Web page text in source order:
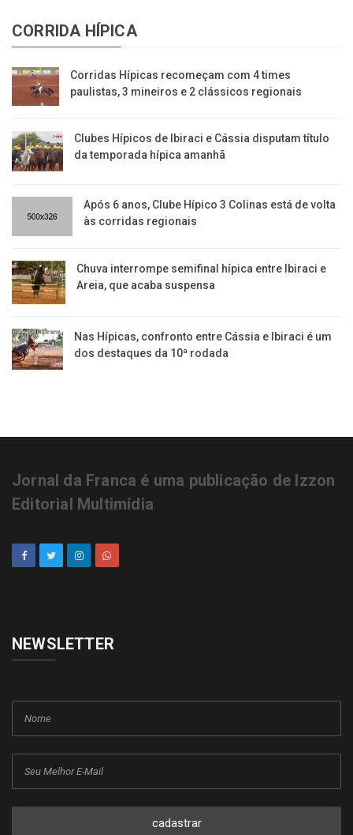
CORRIDA HÍPICA
Corridas Hípicas recomeçam com 4 times
paulistas, 3 mineiros e 2 clássicos regionais
Clubes Hípicos de Ibiraci e Cássia disputam título
da temporada hípica amanhã
Após 6 anos, Clube Hípico 3 Colinas está de volta
às corridas regionais
​Chuva interrompe semifinal hípica entre Ibiraci e
Areia, que acaba suspensa
Nas Hípicas, confronto entre Cássia e Ibiraci é um
dos destaques da 10ª rodada
Jornal da Franca é uma publicação de Izzon
Editorial Multimídia
NEWSLETTER
cadastrar